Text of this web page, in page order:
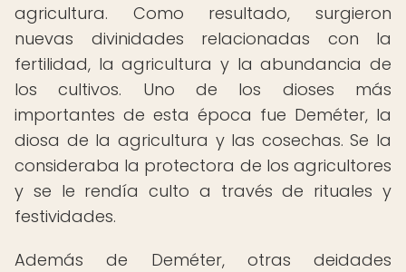
agricultura. Como resultado, surgieron
nuevas divinidades relacionadas con la
fertilidad, la agricultura y la abundancia de
los cultivos. Uno de los dioses más
importantes de esta época fue Deméter, la
diosa de la agricultura y las cosechas. Se la
consideraba la protectora de los agricultores
y se le rendía culto a través de rituales y
festividades.
Además de Deméter, otras deidades